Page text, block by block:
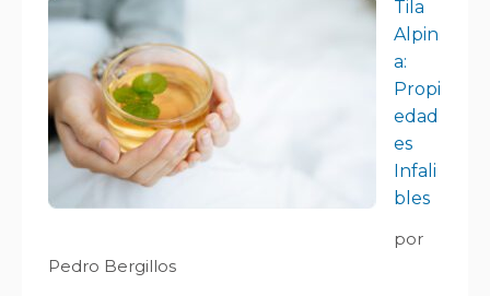
Tila
Alpin
a:
Propi
edad
es
Infali
bles
por
Pedro Bergillos